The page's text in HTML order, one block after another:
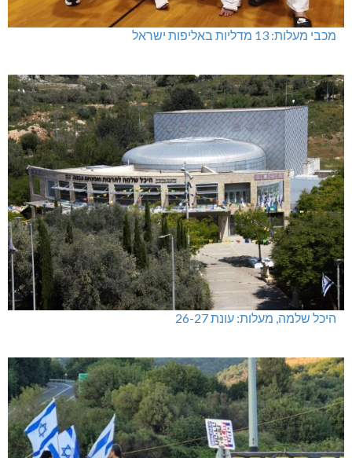
מכבי מעלות: 13 מדליות באליפות ישראל
היכל שלמה, מעלות: עונת 26-27